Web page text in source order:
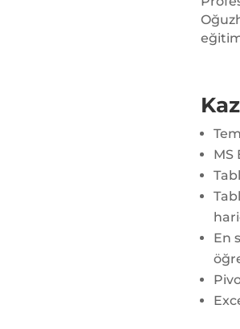
MS
En